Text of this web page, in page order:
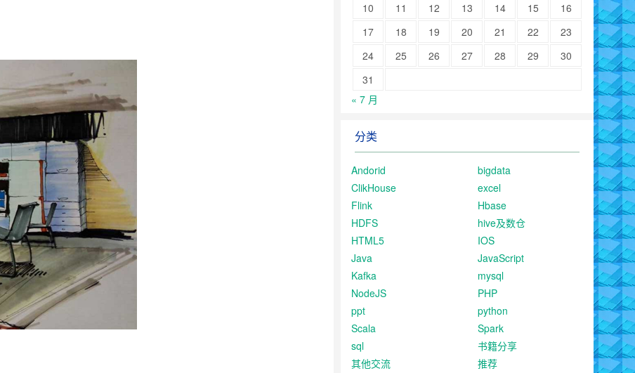
10
11 12 13 14 15
16
17
18 19 20 21 22
23
24
25 26 27 28 29
30
31
« 7 月
分类
Andorid
bigdata
ClikHouse
excel
Flink
Hbase
HDFS
hive及数仓
HTML5
IOS
Java
JavaScript
Kafka
mysql
NodeJS
PHP
ppt
python
Scala
Spark
sql
书籍分享
其他交流
推荐